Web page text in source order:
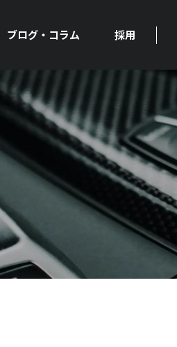
ブログ・コラム 採用